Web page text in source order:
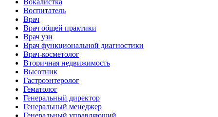
Вокалистка
Воспитатель
Врач
Врач общей практики
Врач узи
Врач функциональной диагностики
Врач-косметолог
Вторичная недвижимость
Высотник
Гастроэнтеролог
Гематолог
Генеральный директор
Генеральный менеджер
Генеральный управляющий